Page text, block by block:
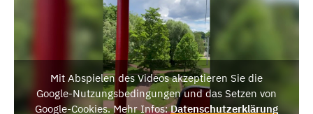
Mit Abspielen des Videos akzeptieren Sie die
Google-Nutzungsbedingungen und das Setzen von
Google-Cookies. Mehr Infos:Datenschutzerklärung